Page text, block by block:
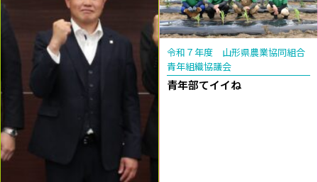
令和７年度 山形県農業協同組合
青年組織協議会
青年部てイイね